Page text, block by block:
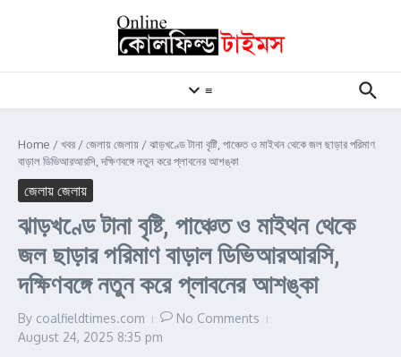
≡
Home /খবর /জেলায় জেলায় /ঝাড়খণ্ডে টানা বৃষ্টি, পাঞ্চেত ও মাইথন থেকে জল ছাড়ার পরিমাণ
বাড়াল ডিভিআরআরসি, দক্ষিণবঙ্গে নতুন করে প্লাবনের আশঙ্কা
জেলায় জেলায়
ঝাড়খণ্ডে টানা বৃষ্টি, পাঞ্চেত ও মাইথন থেকে
জল ছাড়ার পরিমাণ বাড়াল ডিভিআরআরসি,
দক্ষিণবঙ্গে নতুন করে প্লাবনের আশঙ্কা
By coalfieldtimes.com
No Comments
August 24, 2025 8:35 pm